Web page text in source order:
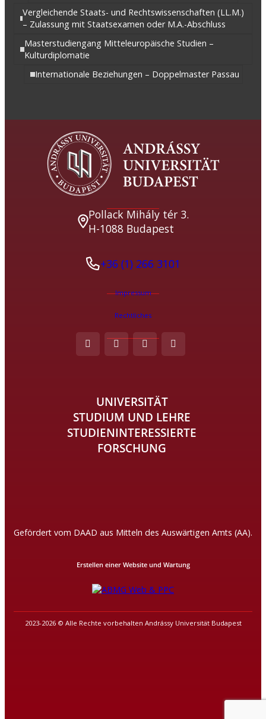
Vergleichende Staats- und Rechtswissenschaften (LL.M.)
– Zulassung mit Staatsexamen oder M.A.-Abschluss
Masterstudiengang Mitteleuropäische Studien –
Kulturdiplomatie
Internationale Beziehungen – Doppelmaster Passau
Pollack Mihály tér 3.
H-1088 Budapest
+36 (1) 266 3101
Impressum
Rechtliches
UNIVERSITÄT
STUDIUM UND LEHRE
STUDIENINTERESSIERTE
FORSCHUNG
Gefördert vom DAAD aus Mitteln des Auswärtigen Amts (AA).
2023-2026 © Alle Rechte vorbehalten Andrássy Universität Budapest
Erstellen einer Website und Wartung